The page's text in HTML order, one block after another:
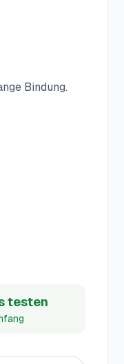
Bindung.
testen